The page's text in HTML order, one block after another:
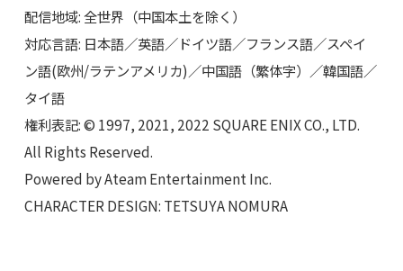
配信地域: 全世界（中国本土を除く）
対応言語: 日本語／英語／ドイツ語／フランス語／スペイ
ン語(欧州/ラテンアメリカ)／中国語（繁体字）／韓国語／
タイ語
権利表記: © 1997, 2021, 2022 SQUARE ENIX CO., LTD.
All Rights Reserved.
Powered by Ateam Entertainment Inc.
CHARACTER DESIGN: TETSUYA NOMURA